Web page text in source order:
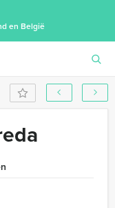
en België